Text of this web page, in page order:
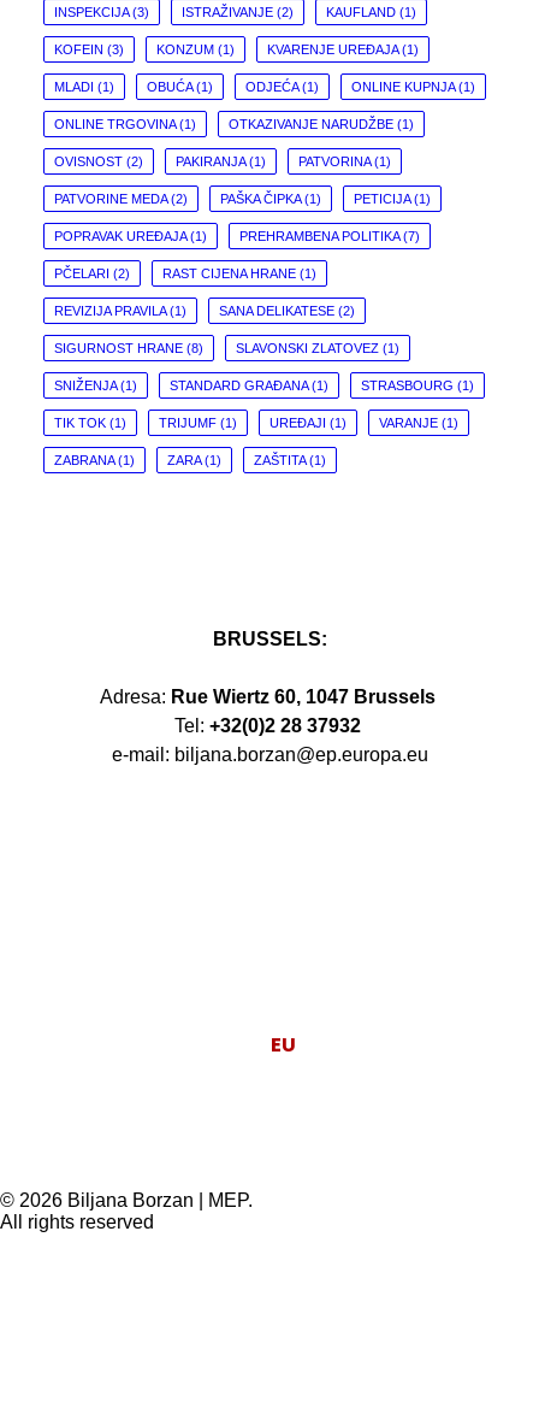
INSPEKCIJA(3) ISTRAŽIVANJE (2) KAUFLAND (1)
KOFEIN (3) KONZUM (1) KVARENJE UREĐAJA(1)
MLADI (1) OBUĆA(1) ODJEĆA(1) ONLINE KUPNJA(1)
ONLINE TRGOVINA(1) OTKAZIVANJE NARUDŽBE (1)
OVISNOST (2) PAKIRANJA(1) PATVORINA(1)
PATVORINE MEDA(2) PAŠKA ČIPKA(1) PETICIJA(1)
POPRAVAK UREĐAJA(1) PREHRAMBENA POLITIKA(7)
PČELARI (2) RAST CIJENA HRANE (1)
REVIZIJA PRAVILA(1) SANA DELIKATESE (2)
SIGURNOST HRANE (8) SLAVONSKI ZLATOVEZ (1)
SNIŽENJA(1) STANDARD GRAĐANA(1) STRASBOURG (1)
TIK TOK (1) TRIJUMF (1) UREĐAJI (1) VARANJE (1)
ZABRANA(1) ZARA(1) ZAŠTITA(1)
BRUSSELS:
Adresa: Rue Wiertz 60, 1047 Brussels
Tel: +32(0)2 28 37932
e-mail: biljana.borzan@ep.europa.eu
EU
© 2026 Biljana Borzan | MEP.
All rights reserved